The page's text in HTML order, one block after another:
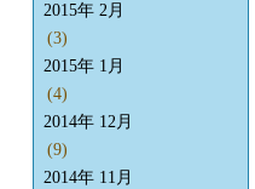
2015年 2月
(3)
2015年 1月
(4)
2014年 12月
(9)
2014年 11月